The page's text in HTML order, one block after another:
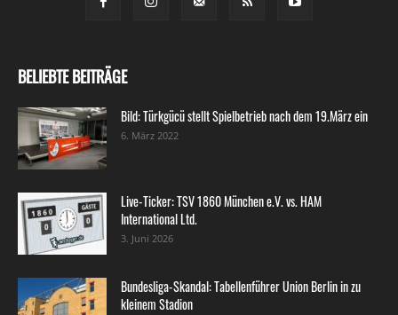
BELIEBTE BEITRÄGE
Bild: Türkgücü stellt Spielbetrieb nach dem 19.März ein
6. März 2022
Live-Ticker: TSV 1860 München e.V. vs. HAM
International Ltd.
3. Juni 2026
Bundesliga-Skandal: Tabellenführer Union Berlin in zu
kleinem Stadion